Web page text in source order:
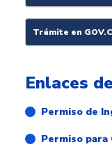
Trámite en
Enlaces
Permiso de
Permiso